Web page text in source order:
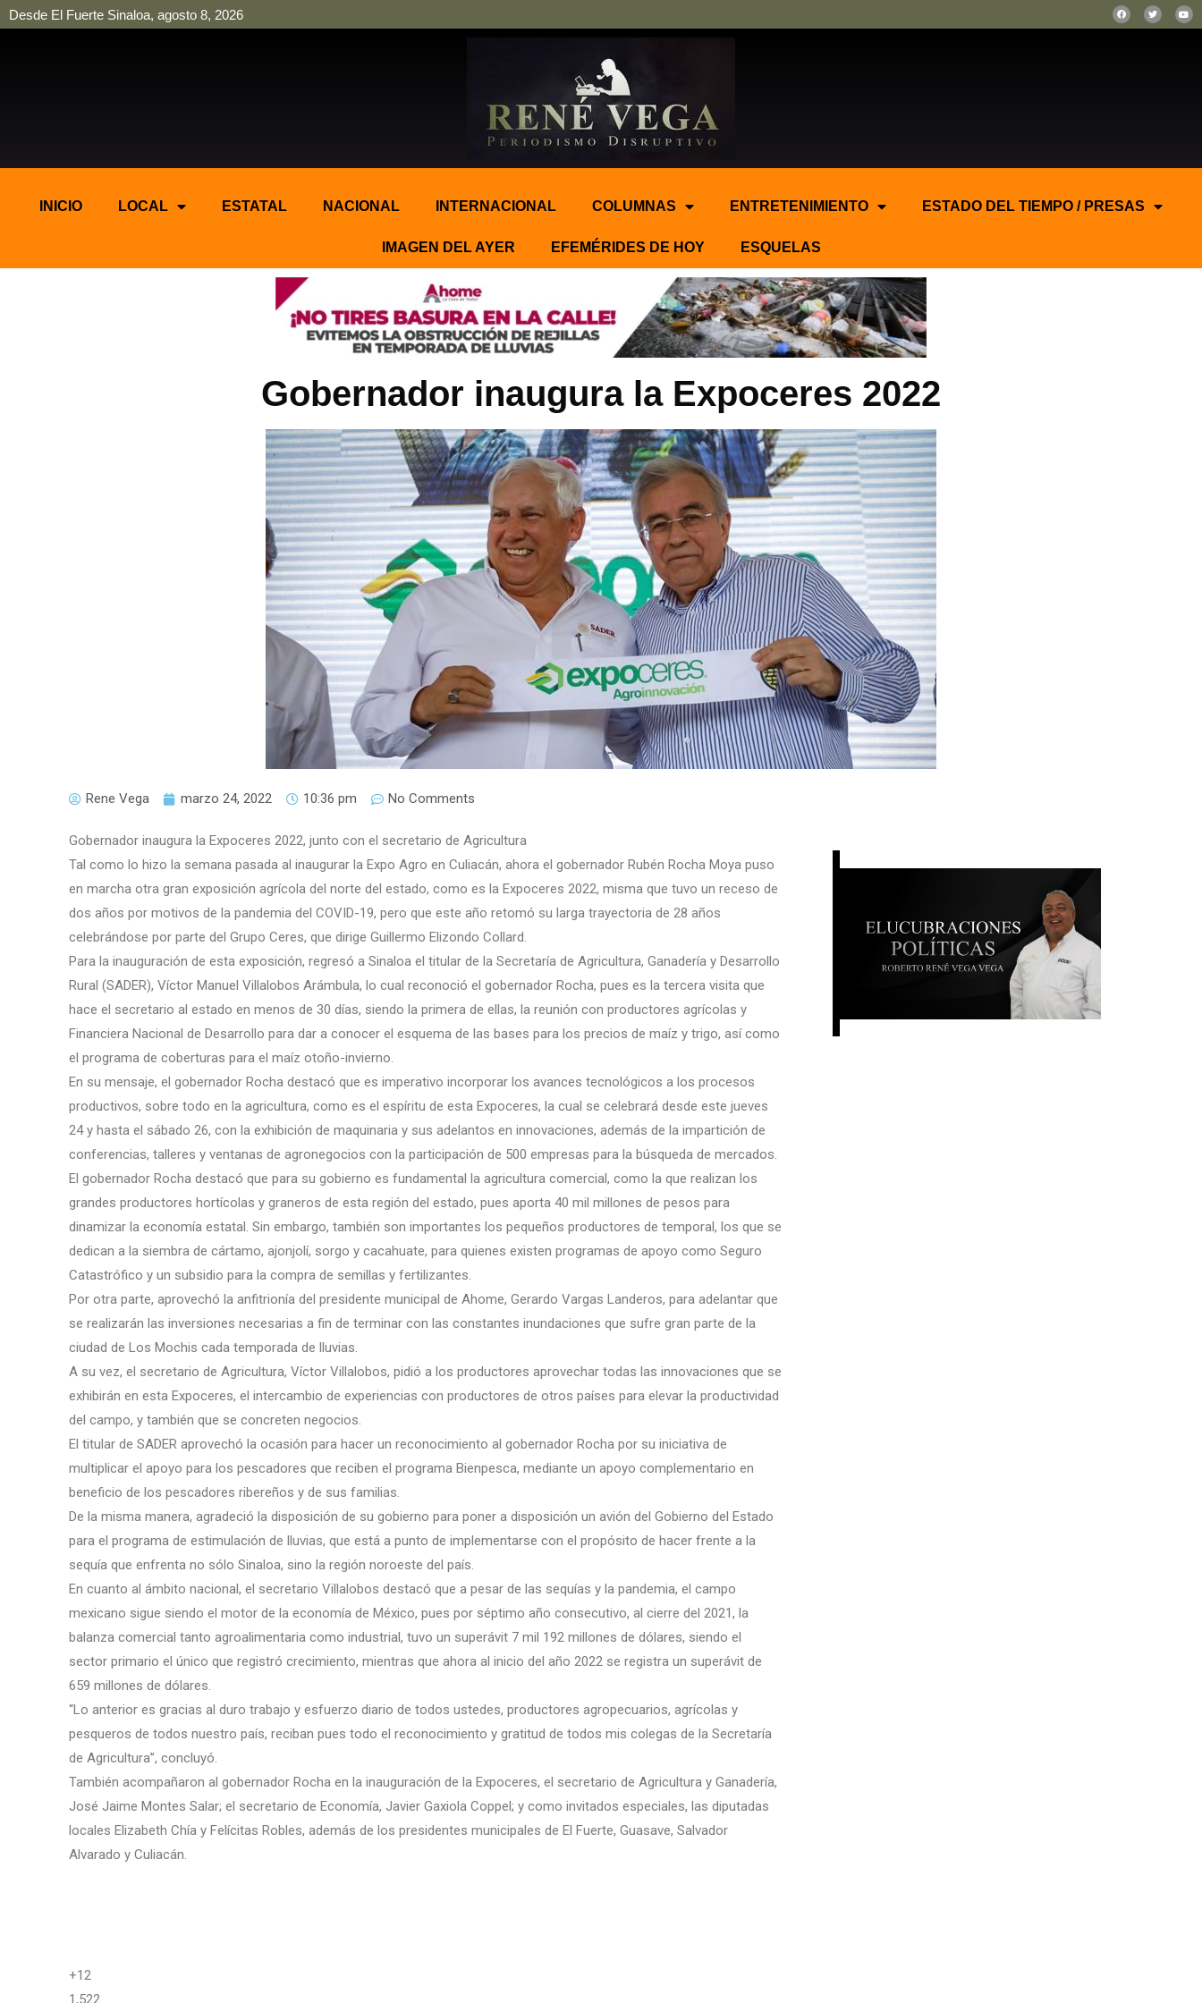
Desde El Fuerte Sinaloa, agosto 8, 2026
INICIO LOCAL ESTATAL NACIONAL INTERNACIONAL COLUMNAS ENTRETENIMIENTO ESTADO DEL TIEMPO / PRESAS
IMAGEN DEL AYER EFEMÉRIDES DE HOY ESQUELAS
Gobernador inaugura la Expoceres 2022
Rene Vega marzo 24, 2022 10:36 pm No Comments
Gobernador inaugura la Expoceres 2022, junto con el secretario de Agricultura
Tal como lo hizo la semana pasada al inaugurar la Expo Agro en Culiacán, ahora el gobernador Rubén Rocha Moya puso
en marcha otra gran exposición agrícola del norte del estado, como es la Expoceres 2022, misma que tuvo un receso de
dos años por motivos de la pandemia del COVID-19, pero que este año retomó su larga trayectoria de 28 años
celebrándose por parte del Grupo Ceres, que dirige Guillermo Elizondo Collard.
Para la inauguración de esta exposición, regresó a Sinaloa el titular de la Secretaría de Agricultura, Ganadería y Desarrollo
Rural (SADER), Víctor Manuel Villalobos Arámbula, lo cual reconoció el gobernador Rocha, pues es la tercera visita que
hace el secretario al estado en menos de 30 días, siendo la primera de ellas, la reunión con productores agrícolas y
Financiera Nacional de Desarrollo para dar a conocer el esquema de las bases para los precios de maíz y trigo, así como
el programa de coberturas para el maíz otoño-invierno.
En su mensaje, el gobernador Rocha destacó que es imperativo incorporar los avances tecnológicos a los procesos
productivos, sobre todo en la agricultura, como es el espíritu de esta Expoceres, la cual se celebrará desde este jueves
24 y hasta el sábado 26, con la exhibición de maquinaria y sus adelantos en innovaciones, además de la impartición de
conferencias, talleres y ventanas de agronegocios con la participación de 500 empresas para la búsqueda de mercados.
El gobernador Rocha destacó que para su gobierno es fundamental la agricultura comercial, como la que realizan los
grandes productores hortícolas y graneros de esta región del estado, pues aporta 40 mil millones de pesos para
dinamizar la economía estatal. Sin embargo, también son importantes los pequeños productores de temporal, los que se
dedican a la siembra de cártamo, ajonjolí, sorgo y cacahuate, para quienes existen programas de apoyo como Seguro
Catastrófico y un subsidio para la compra de semillas y fertilizantes.
Por otra parte, aprovechó la anfitrionía del presidente municipal de Ahome, Gerardo Vargas Landeros, para adelantar que
se realizarán las inversiones necesarias a fin de terminar con las constantes inundaciones que sufre gran parte de la
ciudad de Los Mochis cada temporada de lluvias.
A su vez, el secretario de Agricultura, Víctor Villalobos, pidió a los productores aprovechar todas las innovaciones que se
exhibirán en esta Expoceres, el intercambio de experiencias con productores de otros países para elevar la productividad
del campo, y también que se concreten negocios.
El titular de SADER aprovechó la ocasión para hacer un reconocimiento al gobernador Rocha por su iniciativa de
multiplicar el apoyo para los pescadores que reciben el programa Bienpesca, mediante un apoyo complementario en
beneficio de los pescadores ribereños y de sus familias.
De la misma manera, agradeció la disposición de su gobierno para poner a disposición un avión del Gobierno del Estado
para el programa de estimulación de lluvias, que está a punto de implementarse con el propósito de hacer frente a la
sequía que enfrenta no sólo Sinaloa, sino la región noroeste del país.
En cuanto al ámbito nacional, el secretario Villalobos destacó que a pesar de las sequías y la pandemia, el campo
mexicano sigue siendo el motor de la economía de México, pues por séptimo año consecutivo, al cierre del 2021, la
balanza comercial tanto agroalimentaria como industrial, tuvo un superávit 7 mil 192 millones de dólares, siendo el
sector primario el único que registró crecimiento, mientras que ahora al inicio del año 2022 se registra un superávit de
659 millones de dólares.
“Lo anterior es gracias al duro trabajo y esfuerzo diario de todos ustedes, productores agropecuarios, agrícolas y
pesqueros de todos nuestro país, reciban pues todo el reconocimiento y gratitud de todos mis colegas de la Secretaría
de Agricultura”, concluyó.
También acompañaron al gobernador Rocha en la inauguración de la Expoceres, el secretario de Agricultura y Ganadería,
José Jaime Montes Salar; el secretario de Economía, Javier Gaxiola Coppel; y como invitados especiales, las diputadas
locales Elizabeth Chía y Felícitas Robles, además de los presidentes municipales de El Fuerte, Guasave, Salvador
Alvarado y Culiacán.
+12
1,522